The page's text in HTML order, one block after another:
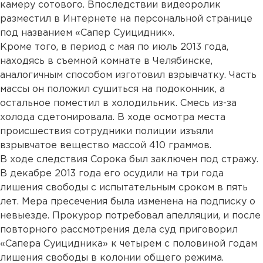
камеру сотового. Впоследствии видеоролик
разместил в Интернете на персональной странице
под названием «Сапер Суицидник».
Кроме того, в период с мая по июль 2013 года,
находясь в съемной комнате в Челябинске,
аналогичным способом изготовил взрывчатку. Часть
массы он положил сушиться на подоконник, а
остальное поместил в холодильник. Смесь из-за
холода сдетонировала. В ходе осмотра места
происшествия сотрудники полиции изъяли
взрывчатое вещество массой 410 граммов.
В ходе следствия Сорока был заключен под стражу.
В декабре 2013 года его осудили на три года
лишения свободы с испытательным сроком в пять
лет. Мера пресечения была изменена на подписку о
невыезде. Прокурор потребовал апелляции, и после
повторного рассмотрения дела суд приговорил
«Сапера Суицидника» к четырем с половиной годам
лишения свободы в колонии общего режима.